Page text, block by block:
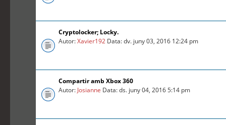
Cryptolocker; Locky.
Autor:Xavier192 Data: dv. juny 03, 2016 12:24 pm
Compartir amb Xbox 360
Autor: Josianne Data: ds. juny 04, 2016 5:14 pm